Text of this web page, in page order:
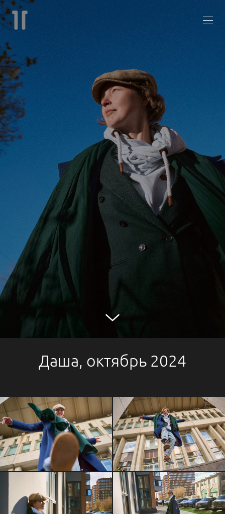
Даша, октябрь 2024